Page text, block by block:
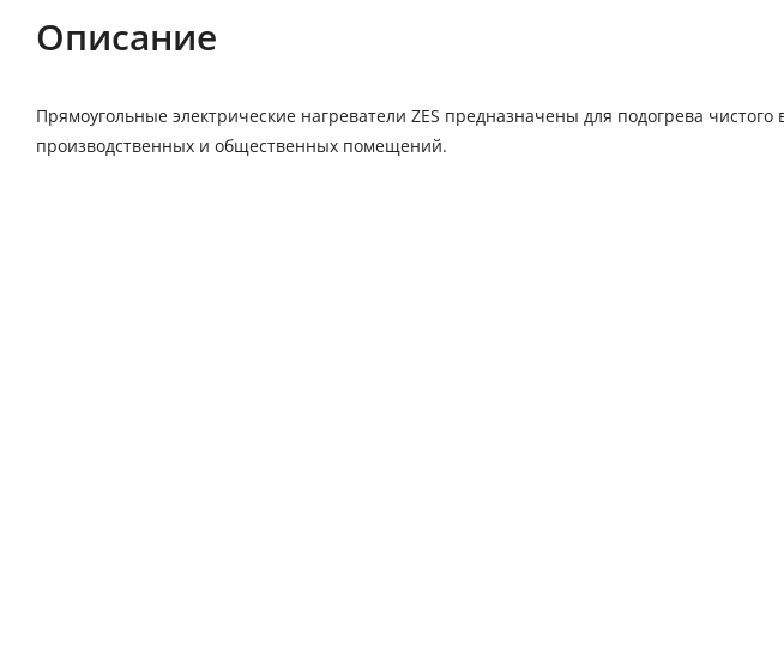
Описание
Прямоугольные электрические нагреватели ZES предназначены для подогрева
производственных и общественных помещений.